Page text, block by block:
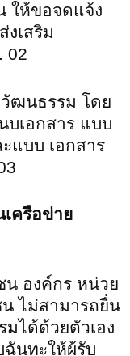
ให้ขอจดแจ้ง
เสริม
02
ฒนธรรม โดย
เอกสาร แบบ
แบบ เอกสาร
ครือข่าย
องค์กร หน่วย
ไม่สามารถยื่น
ได้ด้วยตัวเอง
นทะให้ผู้รับ